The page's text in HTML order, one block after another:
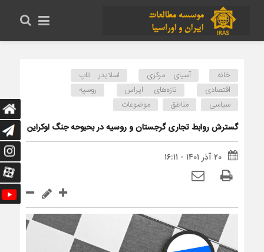
خانه آسیای مرکزی
اسلایدر تاپ
اقتصادی
تازه‌های ایراس
روسیه
سیاسی
مناطق موضوعات
گسترش روابط تجاری گرجستان و روسیه در بحبوحه جنگ اوکراین
۲۰ آذر ۱۴۰۱ - ۱۶:۱۱